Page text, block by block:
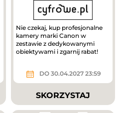
Nie czekaj, kup profesjonalne
kamery marki Canon w
zestawie z dedykowanymi
obiektywami i zgarnij rabat!
DO 30.04.2027 23:59
SKORZYSTAJ